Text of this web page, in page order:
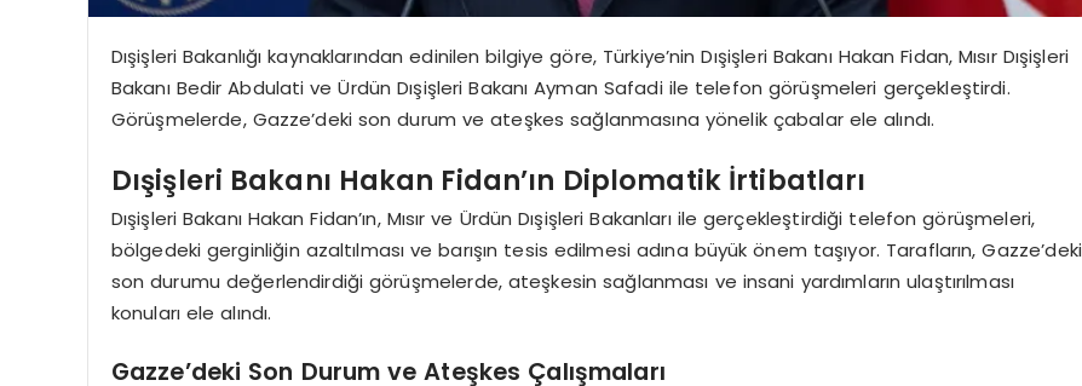
Dışişleri Bakanlığı kaynaklarından edinilen bilgiye göre, Türkiye’nin Dışişleri Bakanı Hakan Fidan, Mısır Dışişleri
Bakanı Bedir Abdulati ve Ürdün Dışişleri Bakanı Ayman Safadi ile telefon görüşmeleri gerçekleştirdi.
Görüşmelerde, Gazze’deki son durum ve ateşkes sağlanmasına yönelik çabalar ele alındı.
Dışişleri Bakanı Hakan Fidan’ın Diplomatik İrtibatları
Dışişleri Bakanı Hakan Fidan’ın, Mısır ve Ürdün Dışişleri Bakanları ile gerçekleştirdiği telefon görüşmeleri,
bölgedeki gerginliğin azaltılması ve barışın tesis edilmesi adına büyük önem taşıyor. Tarafların, Gazze’deki
son durumu değerlendirdiği görüşmelerde, ateşkesin sağlanması ve insani yardımların ulaştırılması
konuları ele alındı.
Gazze’deki Son Durum ve Ateşkes Çalışmaları